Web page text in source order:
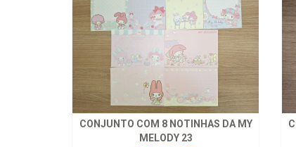
CONJUNTO COM 8 NOTINHAS DA MY
MELODY 23